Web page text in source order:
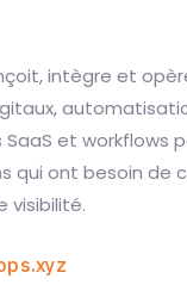
intègre et
et workflows
qui ont besoin de
visibilité.